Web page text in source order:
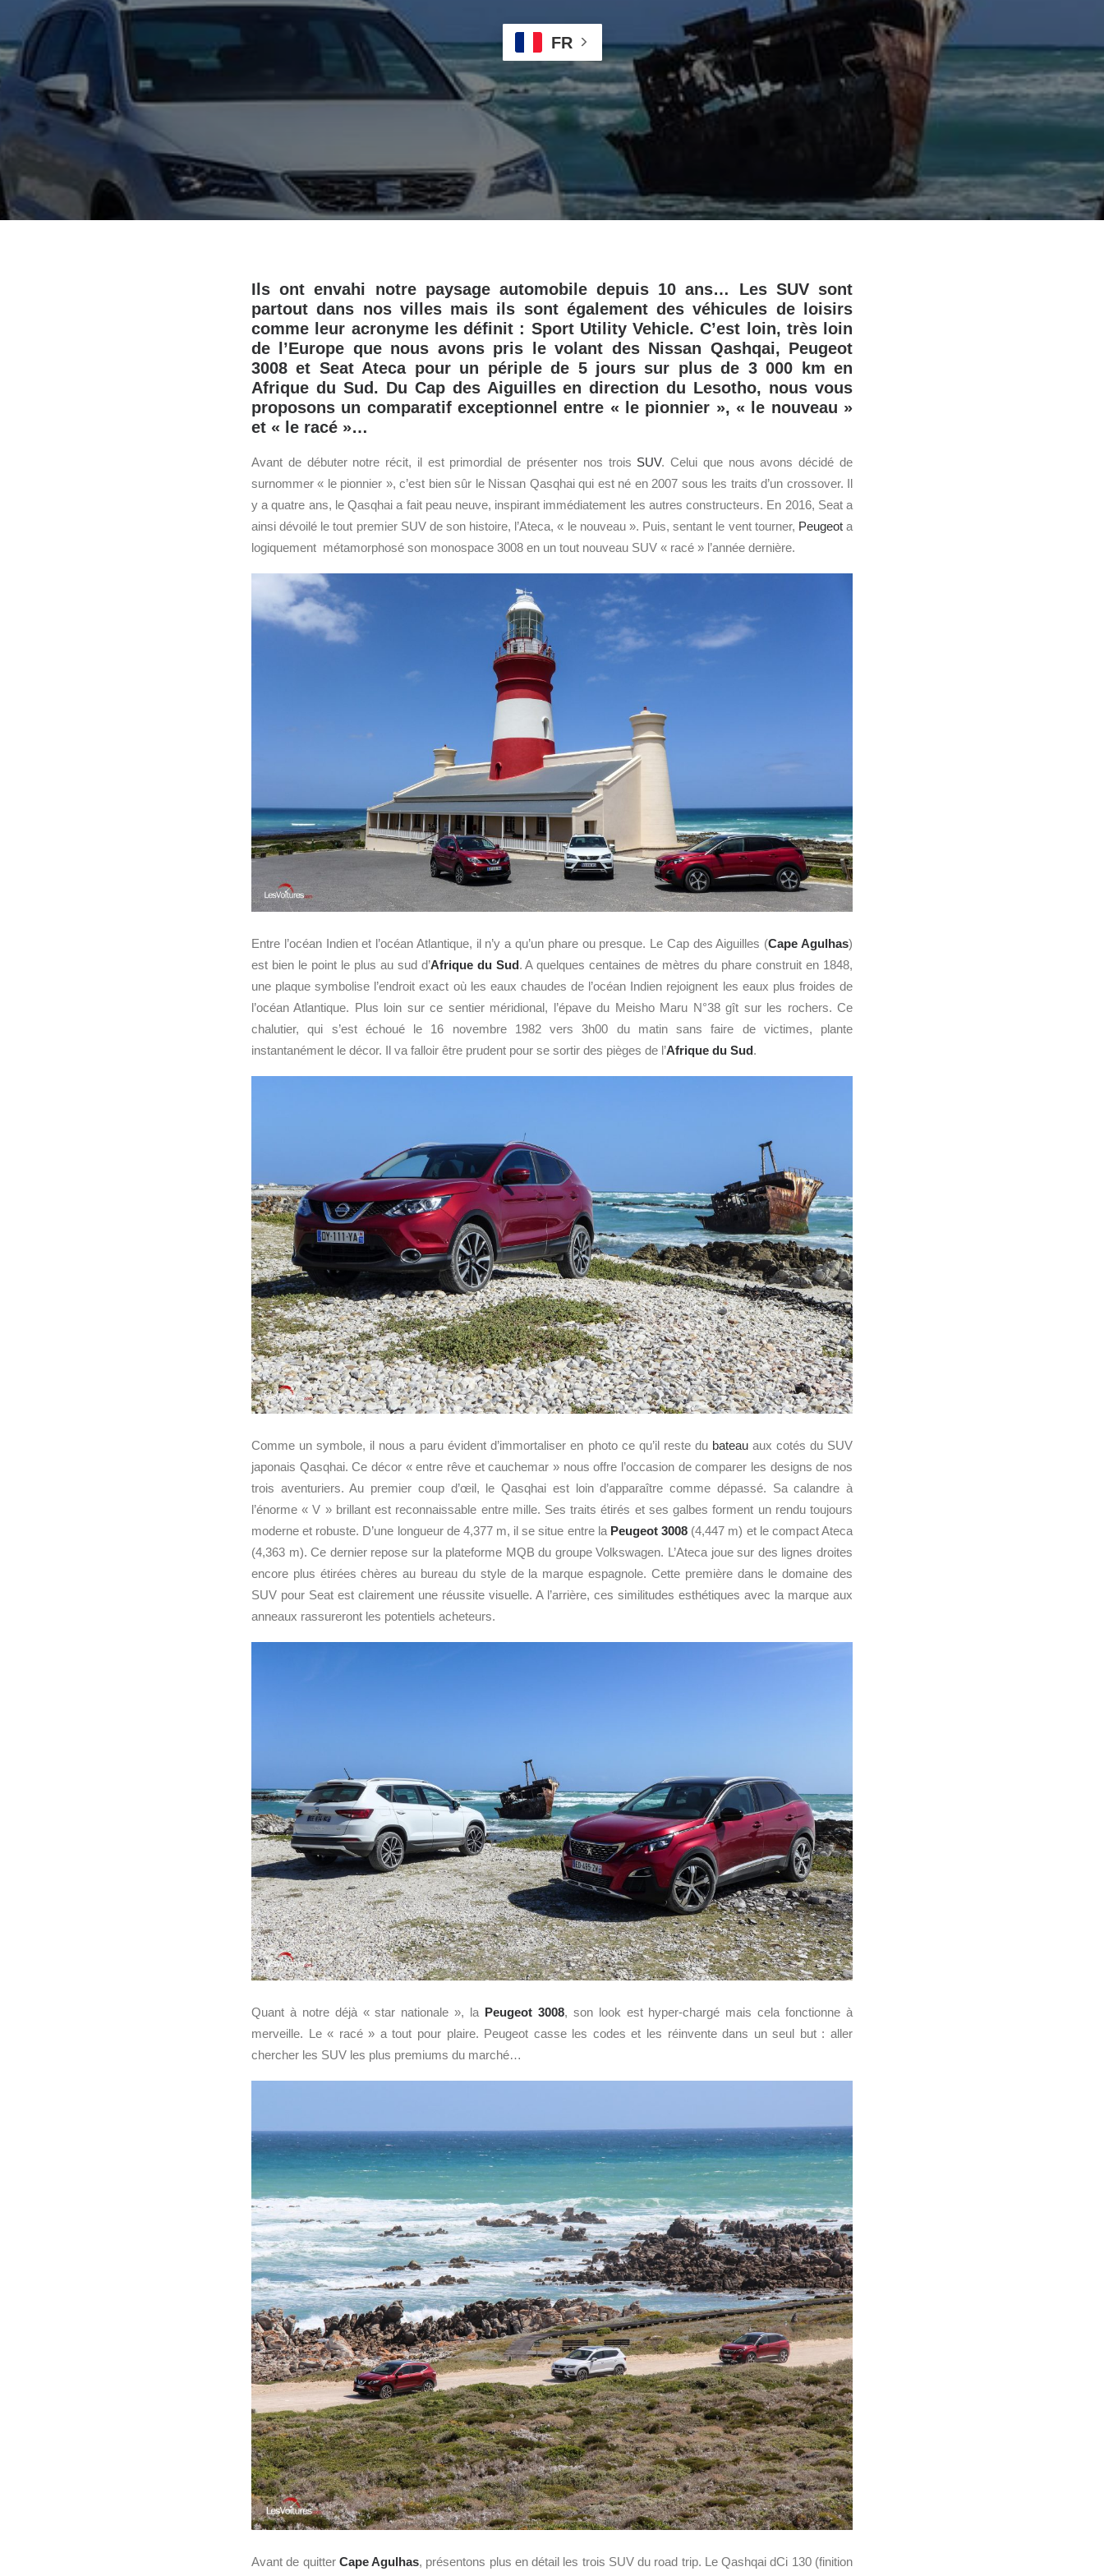
FR
Ils ont envahi notre paysage automobile depuis 10 ans… Les SUV sont
partout dans nos villes mais ils sont également des véhicules de loisirs
comme leur acronyme les définit : Sport Utility Vehicle. C’est loin, très loin
de l’Europe que nous avons pris le volant des Nissan Qashqai, Peugeot
3008 et Seat Ateca pour un périple de 5 jours sur plus de 3 000 km en
Afrique du Sud. Du Cap des Aiguilles en direction du Lesotho, nous vous
proposons un comparatif exceptionnel entre « le pionnier », « le nouveau »
et « le racé »…
Avant de débuter notre récit, il est primordial de présenter nos trois SUV. Celui que nous avons décidé de
surnommer « le pionnier », c’est bien sûr le Nissan Qasqhai qui est né en 2007 sous les traits d’un crossover. Il
y a quatre ans, le Qasqhai a fait peau neuve, inspirant immédiatement les autres constructeurs. En 2016, Seat a
ainsi dévoilé le tout premier SUV de son histoire, l’Ateca, « le nouveau ». Puis, sentant le vent tourner, Peugeota
logiquement métamorphosé son monospace 3008 en un tout nouveau SUV « racé » l’année dernière.
Entre l’océan Indien et l’océan Atlantique, il n’y a qu’un phare ou presque. Le Cap des Aiguilles (Cape Agulhas)
est bien le point le plus au sud d’Afrique du Sud. A quelques centaines de mètres du phare construit en 1848,
une plaque symbolise l’endroit exact où les eaux chaudes de l’océan Indien rejoignent les eaux plus froides de
l’océan Atlantique. Plus loin sur ce sentier méridional, l’épave du Meisho Maru N°38 gît sur les rochers. Ce
chalutier, qui s’est échoué le 16 novembre 1982 vers 3h00 du matin sans faire de victimes, plante
instantanément le décor. Il va falloir être prudent pour se sortir des pièges de l’Afrique du Sud.
Comme un symbole, il nous a paru évident d’immortaliser en photo ce qu’il reste du bateauaux cotés du SUV
japonais Qasqhai. Ce décor « entre rêve et cauchemar » nous offre l’occasion de comparer les designs de nos
trois aventuriers. Au premier coup d’œil, le Qasqhai est loin d’apparaître comme dépassé. Sa calandre à
l’énorme « V » brillant est reconnaissable entre mille. Ses traits étirés et ses galbes forment un rendu toujours
moderne et robuste. D’une longueur de 4,377 m, il se situe entre la Peugeot 3008 (4,447 m) et le compact Ateca
(4,363 m). Ce dernier repose sur la plateforme MQB du groupe Volkswagen. L’Ateca joue sur des lignes droites
encore plus étirées chères au bureau du style de la marque espagnole. Cette première dans le domaine des
SUV pour Seat est clairement une réussite visuelle. A l’arrière, ces similitudes esthétiques avec la marque aux
anneaux rassureront les potentiels acheteurs.
Quant à notre déjà « star nationale », la Peugeot 3008, son look est hyper-chargé mais cela fonctionne à
merveille. Le « racé » a tout pour plaire. Peugeot casse les codes et les réinvente dans un seul but : aller
chercher les SUV les plus premiums du marché…
Avant de quitter Cape Agulhas, présentons plus en détail les trois SUV du road trip. Le Qashqai dCi 130 (finition